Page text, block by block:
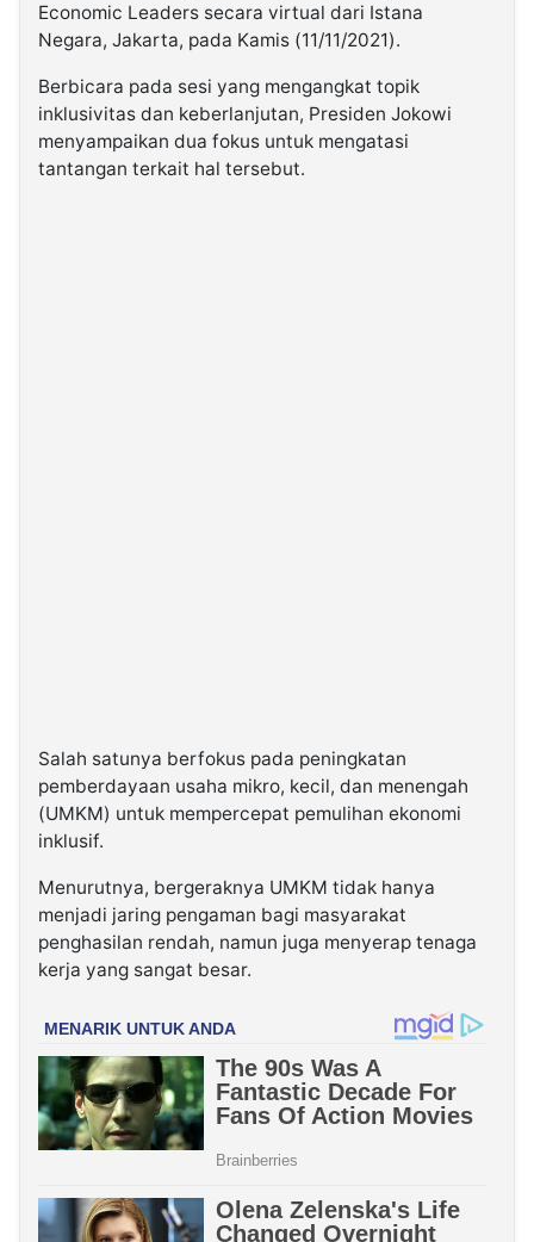
Economic Leaders secara virtual dari Istana
Negara, Jakarta, pada Kamis (11/11/2021).
Berbicara pada sesi yang mengangkat topik
inklusivitas dan keberlanjutan, Presiden Jokowi
menyampaikan dua fokus untuk mengatasi
tantangan terkait hal tersebut.
Salah satunya berfokus pada peningkatan
pemberdayaan usaha mikro, kecil, dan menengah
(UMKM) untuk mempercepat pemulihan ekonomi
inklusif.
Menurutnya, bergeraknya UMKM tidak hanya
menjadi jaring pengaman bagi masyarakat
penghasilan rendah, namun juga menyerap tenaga
kerja yang sangat besar.